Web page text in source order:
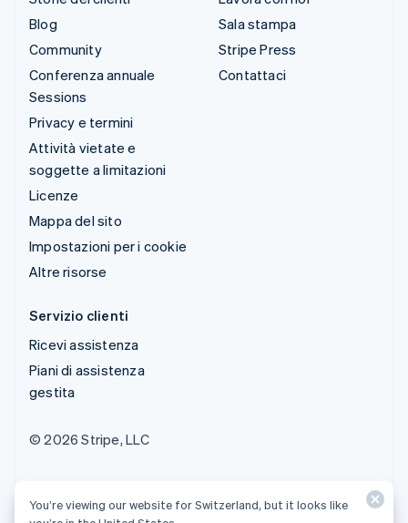
Blog
Community
Conferenza annuale
Sessions
Privacy e termini
Attività vietate e
soggette a limitazioni
Licenze
Mappa del sito
Impostazioni per i cookie
Altre risorse
Sala stampa
Stripe Press
Contattaci
Servizio clienti
Ricevi assistenza
Piani di assistenza
gestita
© 2026 Stripe, LLC
You’re viewing our website for Switzerland, but it looks like